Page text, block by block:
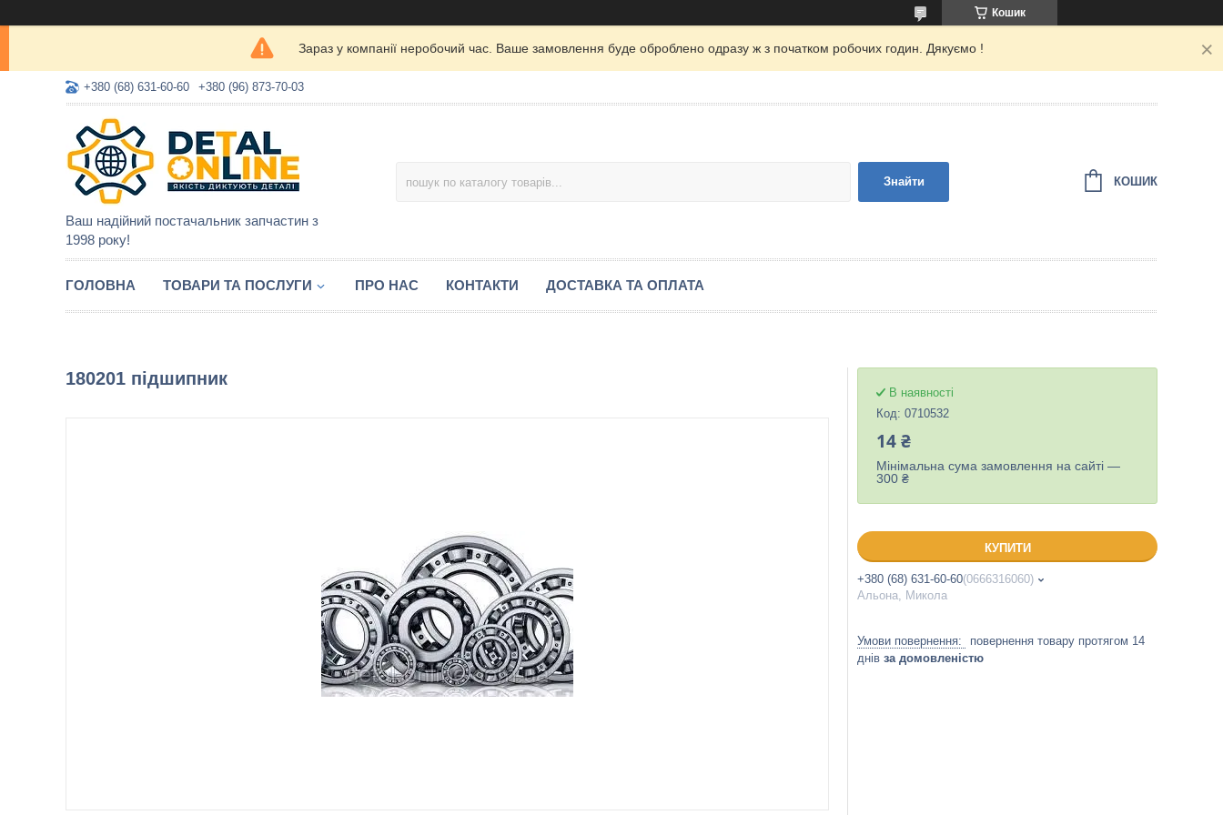
Кошик
Зараз у компанії неробочий час. Ваше замовлення буде оброблено одразу ж з початком робочих годин. Дякуємо !
+380 (68) 631-60-60 +380 (96) 873-70-03
Ваш надійний постачальник запчастин з
1998 року!
Знайти КОШИК
ГОЛОВНА ТОВАРИ ТА ПОСЛУГИ ПРО НАС КОНТАКТИ ДОСТАВКА ТА ОПЛАТА
180201 підшипник
В наявності
Код: 0710532
14 ₴
Мінімальна сума замовлення на сайті —
300 ₴
КУПИТИ
+380 (68) 631-60-60 0666316060
Альона, Микола
повернення товару протягом 14
днів за домовленістю